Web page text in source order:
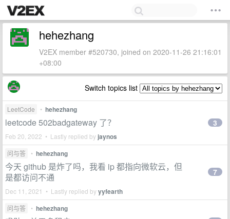
hehezhang
V2EX member #520730, joined on 2020-11-26 21:16:01
+08:00
Switch topics list
LeetCode • hehezhang
leetcode 502badgateway 了？
Feb 20, 2022 • Lastly replied by jaynos
3
问与答 • hehezhang
今天 github 是炸了吗，我看 ip 都指向微软云，但
是都访问不通
Dec 11, 2021 • Lastly replied byyyfearth
7
问与答 • hehezhang